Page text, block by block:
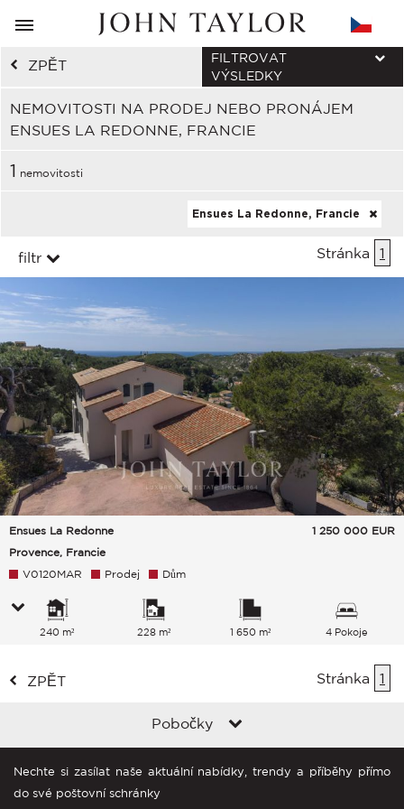
ZPĚT
NEMOVITOSTI NA PRODEJ NEBO PRONÁJEM
ENSUES LA REDONNE, FRANCIE
FILTROVAT
VÝSLEDKY
1 nemovitosti
Ensues La Redonne, Francie
filtr Stránka 1
Ensues La Redonne
Provence, Francie
1 250 000 EUR
V0120MAR Prodej Dům
240 m² 228 m² 1 650 m² 4 Pokoje
ZPĚT Stránka 1
Pobočky
Nechte si zasílat naše aktuální nabídky, trendy a příběhy přímo
do své poštovní schránky